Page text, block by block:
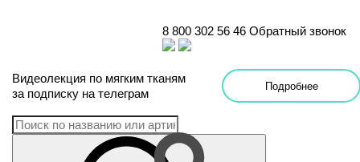
8 800 302 56 46 Обратный звонок
Видеолекция по мягким тканям
за подписку на телеграм
Подробнее